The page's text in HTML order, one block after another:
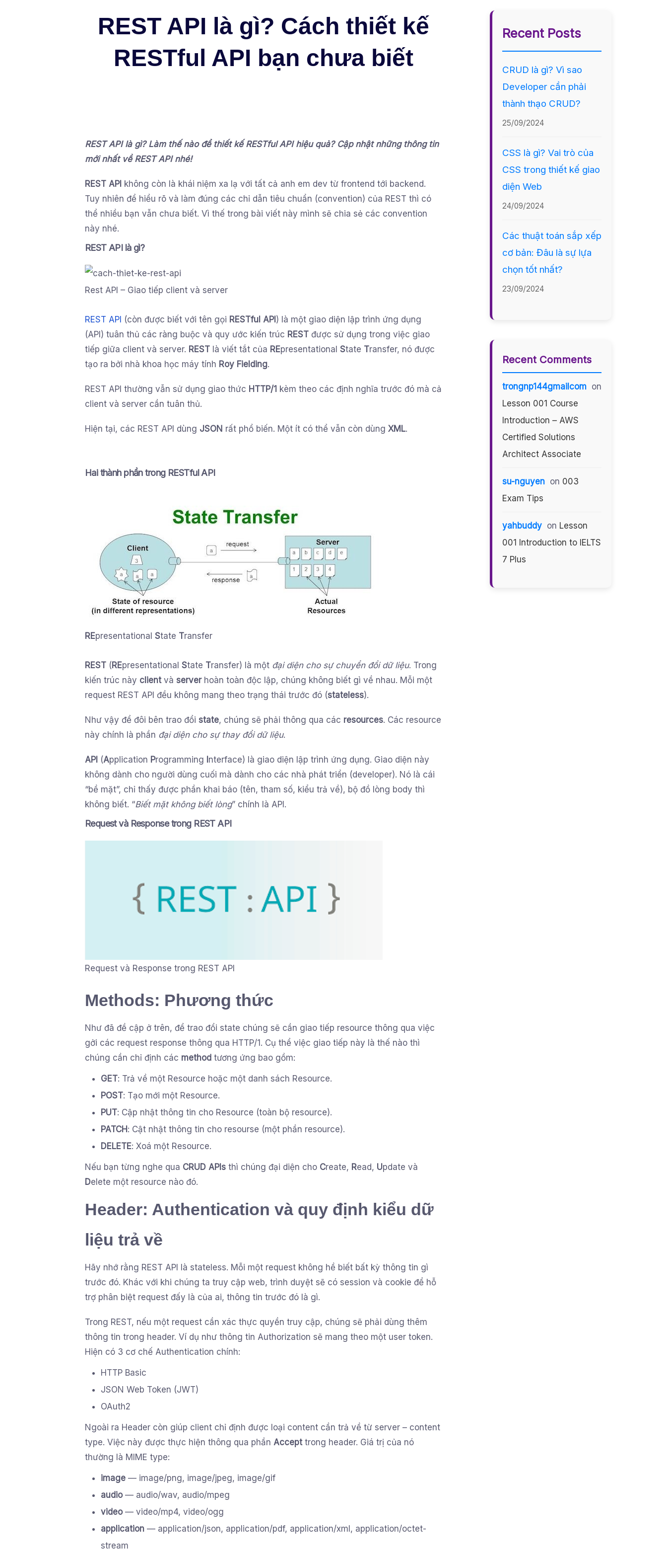
REST API là gì? Cách thiết kế
RESTful API bạn chưa biết
REST API là gì? Làm thế nào để thiết kế RESTful API hiệu quả? Cập nhật những thông tin
mới nhất về REST API nhé!
REST API không còn là khái niệm xa lạ với tất cả anh em dev từ frontend tới backend.
Tuy nhiên để hiểu rõ và làm đúng các chỉ dẫn tiêu chuẩn (convention) của REST thì có
thể nhiều bạn vẫn chưa biết. Vì thế trong bài viết này mình sẽ chia sẻ các convention
này nhé.
REST API là gì?
Rest API – Giao tiếp client và server
REST API (còn được biết với tên gọi RESTful API ) là một giao diện lập trình ứng dụng
(API) tuân thủ các ràng buộc và quy ước kiến trúc RESTđược sử dụng trong việc giao
tiếp giữa client và server. RESTlà viết tắt của REpresentational State Transfer, nó được
tạo ra bởi nhà khoa học máy tính Roy Fielding.
REST API thường vẫn sử dụng giao thức HTTP/1 kèm theo các định nghĩa trước đó mà cả
client và server cần tuân thủ.
Hiện tại, các REST API dùng JSON rất phổ biến. Một ít có thể vẫn còn dùng XML.
Hai thành phần trong RESTful API
REpresentational State Transfer
REST( REpresentational State Transfer) là một đại diện cho sự chuyển đổi dữ liệu. Trong
kiến trúc này clientvà serverhoàn toàn độc lập, chúng không biết gì về nhau. Mỗi một
request REST API đều không mang theo trạng thái trước đó (stateless).
Như vậy để đôi bên trao đổi state, chúng sẽ phải thông qua các resources. Các resource
này chính là phần đại diện cho sự thay đổi dữ liệu.
API (Application Programming nterface) là giao diện lập trình ứng dụng. Giao diện này
không dành cho người dùng cuối mà dành cho các nhà phát triển (developer). Nó là cái
“bề mặt”, chỉ thấy được phần khai báo (tên, tham số, kiểu trả về), bộ đồ lòng body thì
không biết. “Biết mặt không biết lòng” chính là API.
Request và Response trong REST API
Request và Response trong REST API
Methods: Phương thức
Như đã đề cập ở trên, để trao đổi state chúng sẽ cần giao tiếp resource thông qua việc
gởi các request response thông qua HTTP/1. Cụ thể việc giao tiếp này là thế nào thì
chúng cần chỉ định các method tương ứng bao gồm:
GET: Trả về một Resource hoặc một danh sách Resource.
POST: Tạo mới một Resource.
PUT: Cập nhật thông tin cho Resource (toàn bộ resource).
PATCH : Cật nhật thông tin cho resourse (một phần resource).
DELETE: Xoá một Resource.
Nếu bạn từng nghe qua CRUD APIsthì chúng đại diện cho Create, Read, Update và
Delete một resource nào đó.
Header: Authentication và quy định kiểu dữ
liệu trả về
Hãy nhớ rằng REST API là stateless. Mỗi một request không hề biết bất kỳ thông tin gì
trước đó. Khác với khi chúng ta truy cập web, trình duyệt sẽ có session và cookie để hỗ
trợ phân biệt request đấy là của ai, thông tin trước đó là gì.
Trong REST, nếu một request cần xác thực quyền truy cập, chúng sẽ phải dùng thêm
thông tin trong header. Ví dụ như thông tin Authorization sẽ mang theo một user token.
Hiện có 3 cơ chế Authentication chính:
HTTP Basic
JSON Web Token (JWT)
OAuth2
Ngoài ra Header còn giúp client chỉ định được loại content cần trả về từ server – content
type. Việc này được thực hiện thông qua phần Accepttrong header. Giá trị của nó
thường là MIME type:
image— image/png, image/jpeg, image/gif
audio— audio/wav, audio/mpeg
video— video/mp4, video/ogg
application— application/json, application/pdf, application/xml, application/octet-
stream
Recent Posts
CRUD là gì? Vì sao
Developer cần phải
thành thạo CRUD?
25/09/2024
CSS là gì? Vai trò của
CSS trong thiết kế giao
diện Web
24/09/2024
Các thuật toán sắp xếp
cơ bản: Đâu là sự lựa
chọn tốt nhất?
23/09/2024
Recent Comments
trongnp144gmailcom on
Lesson 001 Course
Introduction – AWS
Certified Solutions
Architect Associate
su-nguyen on 003
Exam Tips
yahbuddy on Lesson
001 Introduction to IELTS
7 Plus